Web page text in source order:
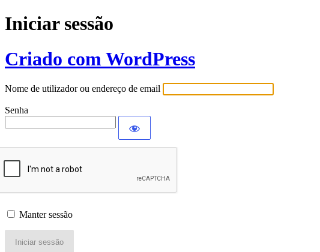
Iniciar sessão
Criado com WordPress
Nome de utilizador ou endereço de email
Senha
Manter sessão